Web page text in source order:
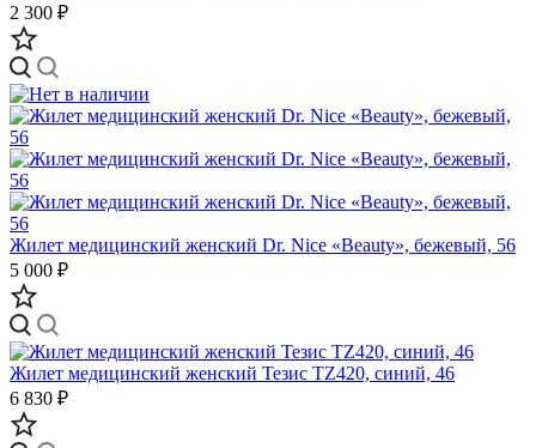
2 300 ₽
Жилет медицинский женский Dr. Nice «Beauty», бежевый, 56
5 000 ₽
Жилет медицинский женский Тезис TZ420, синий, 46
6 830 ₽